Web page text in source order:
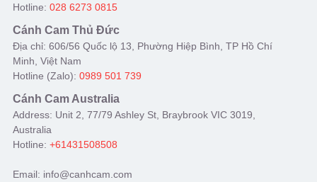
Hotline: 028 6273 0815
Cánh Cam Thủ Đức
Địa chỉ: 606/56 Quốc lộ 13, Phường Hiệp Bình, TP Hồ Chí
Minh, Việt Nam
Hotline (Zalo): 0989 501 739
Cánh Cam Australia
Address: Unit 2, 77/79 Ashley St, Braybrook VIC 3019,
Australia
Hotline: +61431508508
Email: info@canhcam.com